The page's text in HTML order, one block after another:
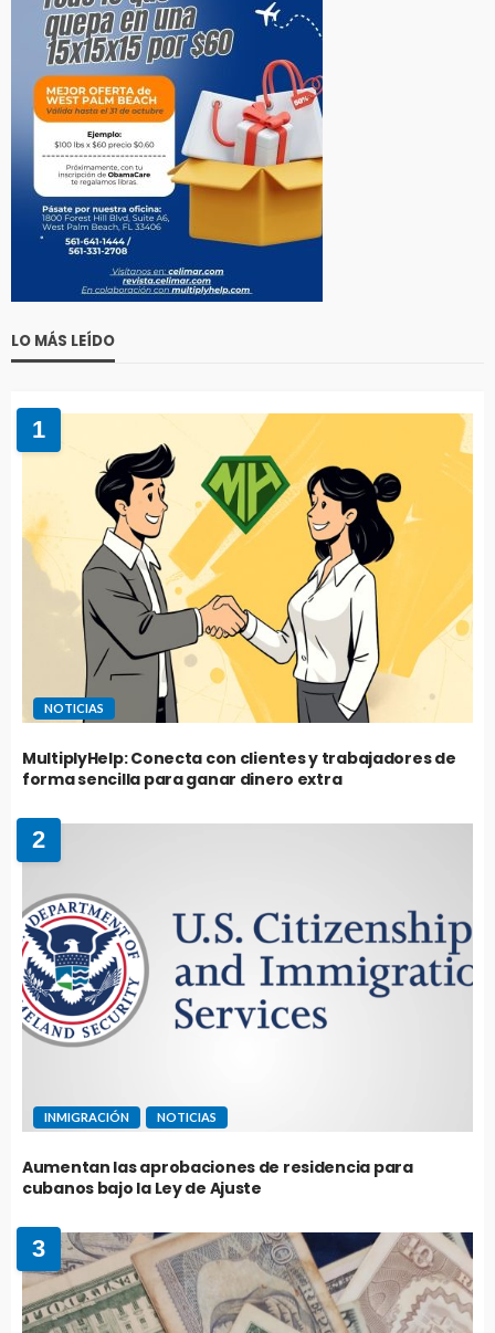
LO MÁS LEÍDO
1
NOTICIAS
MultiplyHelp: Conecta con clientes y trabajadores de
forma sencilla para ganar dinero extra
2
INMIGRACIÓN NOTICIAS
Aumentan las aprobaciones de residencia para
cubanos bajo la Ley de Ajuste
3